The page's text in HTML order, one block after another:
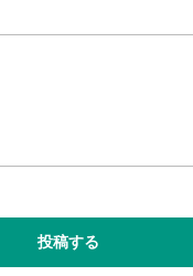
投稿する